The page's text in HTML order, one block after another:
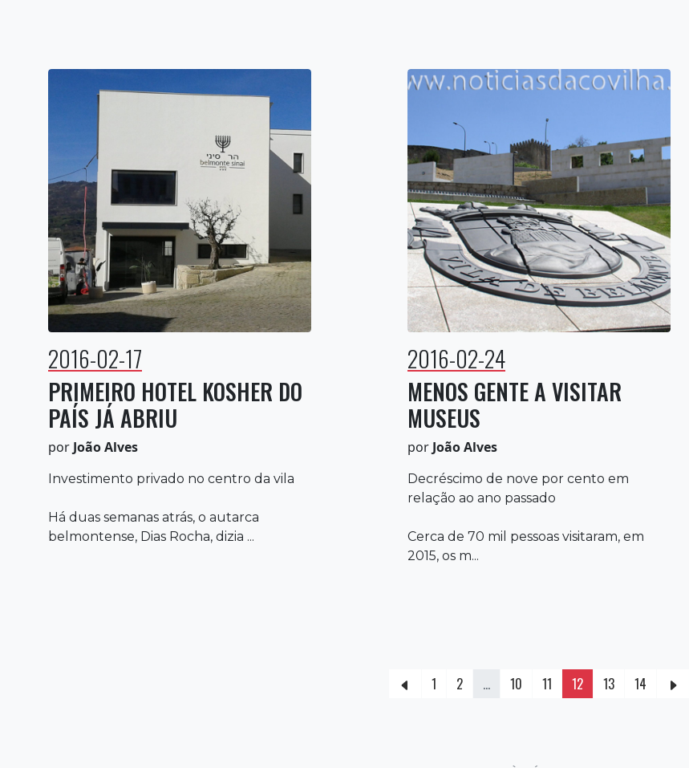
2016-02-17
PRIMEIRO HOTEL KOSHER DO
PAÍS JÁ ABRIU
por João Alves
Investimento privado no centro da vila
Há duas semanas atrás, o autarca
belmontense, Dias Rocha, dizia ...
2016-02-24
MENOS GENTE A VISITAR
MUSEUS
por João Alves
Decréscimo de nove por cento em
relação ao ano passado
Cerca de 70 mil pessoas visitaram, em
2015, os m...
1 2 ... 10 11 12 13 14